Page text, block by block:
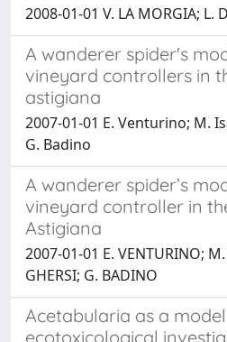
2008-01-01 V. LA MORGIA; L.
A wanderer spider's
vineyard controllers in
astigiana
2007-01-01 E. Venturino; M.
G. Badino
A wanderer spider’s
vineyard controller in
Astigiana
2007-01-01 E. VENTURINO;
GHERSI; G. BADINO
Acetabularia as a
ecotoxicological